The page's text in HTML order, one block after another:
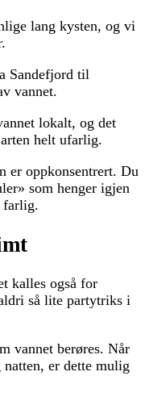
lang kysten, og vi
Sandefjord til
vannet.
lokalt, og det
helt ufarlig.
er oppkonsentrert. Du
som henger igjen
farlig.
kalles også for
så lite partytriks i
vannet berøres. Når
er dette mulig